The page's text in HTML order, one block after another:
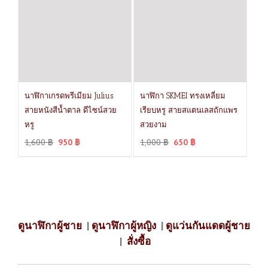
นาฬิกาเกรดพรีเมียม Julius
สายหนังสีน้ำตาล ดีไซน์สวย
หรู
1,600฿ 950 ฿
นาฬิกา SKMEI ทรงเหลี่ยม
เรียบหรู สายสแตนเลสถักแพร
สวยงาม
1,000฿ 650 ฿
ดูนาฬิกาผู้ชาย | ดูนาฬิกาผู้หญิง | ดูแว่นกันแดดผู้ชาย
| สั่งซื้อ